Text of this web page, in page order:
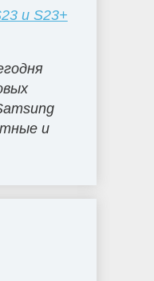
и S23+
и